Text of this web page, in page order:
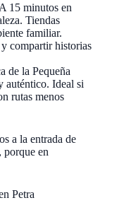
A 15 minutos en
Tiendas
familiar.
compartir historias
de la Pequeña
auténtico. Ideal si
rutas menos
a la entrada de
porque en
Petra